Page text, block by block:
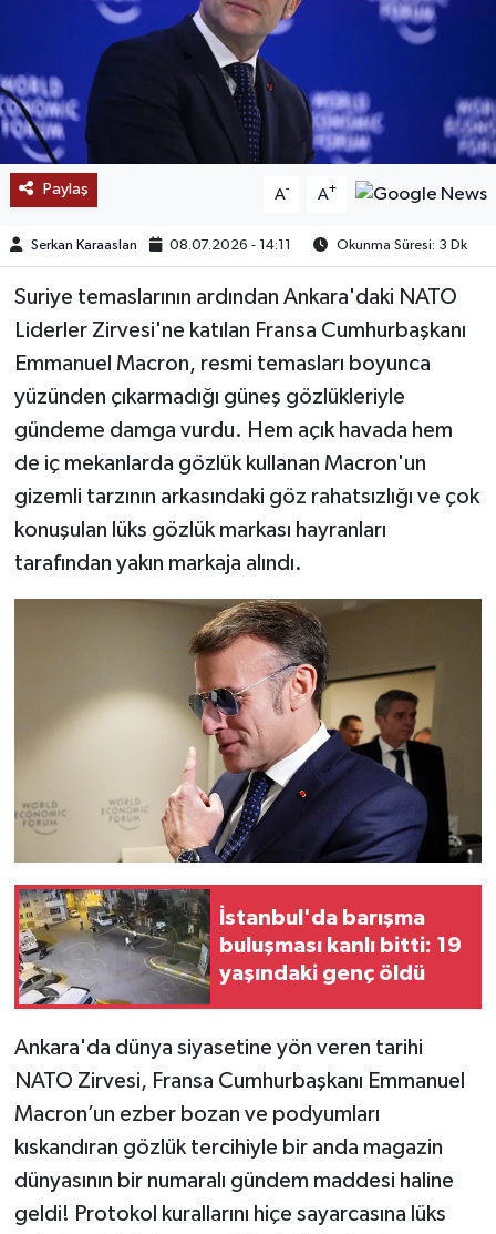
Paylaş A- A+
Serkan Karaaslan 08.07.2026 - 14:11 Okunma Süresi: 3 Dk
Suriye temaslarının ardından Ankara'daki NATO
Liderler Zirvesi'ne katılan Fransa Cumhurbaşkanı
Emmanuel Macron, resmi temasları boyunca
yüzünden çıkarmadığı güneş gözlükleriyle
gündeme damga vurdu. Hem açık havada hem
de iç mekanlarda gözlük kullanan Macron'un
gizemli tarzının arkasındaki göz rahatsızlığı ve çok
konuşulan lüks gözlük markası hayranları
tarafından yakın markaja alındı.
İstanbul'da barışma
buluşması kanlı bitti: 19
yaşındaki genç öldü
Ankara'da dünya siyasetine yön veren tarihi
NATO Zirvesi, Fransa Cumhurbaşkanı Emmanuel
Macron’un ezber bozan ve podyumları
kıskandıran gözlük tercihiyle bir anda magazin
dünyasının bir numaralı gündem maddesi haline
geldi! Protokol kurallarını hiçe sayarcasına lüks
POPÜLER
DÜNYA
TREND
MEDYA
OTOMOTİV
TEKNOLOJİ
KÜLTÜR SANAT